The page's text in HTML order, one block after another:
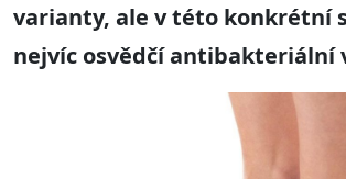
varianty, ale v této konkrétní
nejvíc osvědčí antibakteriální